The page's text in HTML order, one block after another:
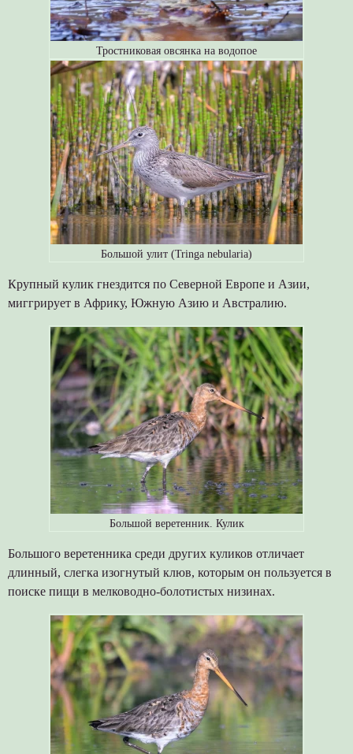
Тростниковая овсянка на водопое
Большой улит (Tringa nebularia)
Крупный кулик гнездится по Северной Европе и Азии,
миггрирует в Африку, Южную Азию и Австралию.
Большой веретенник. Кулик
Большого веретенника среди других куликов отличает
длинный, слегка изогнутый клюв, которым он пользуется в
поиске пищи в мелководно-болотистых низинах.